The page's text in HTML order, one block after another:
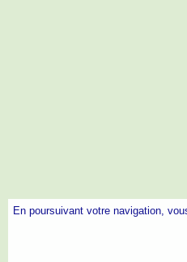
En poursuivant votre navigation,